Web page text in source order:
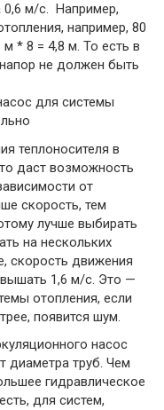
0,6 м/с. Например,
например, 80
* 8 = 4,8 м. То есть в
напор не должен быть
для системы
теплоносителя в
даст возможность
от
скорость, тем
лучше выбирать
на нескольких
скорость движения
1,6 м/с. Это —
отопления, если
появится шум.
насос
диаметра труб. Чем
гидравлическое
для систем,